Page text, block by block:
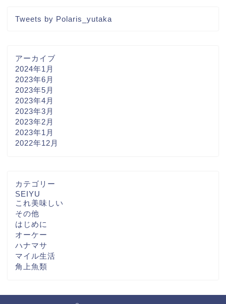
Tweets by Polaris_yutaka
アーカイブ
2024年1月
2023年6月
2023年5月
2023年4月
2023年3月
2023年2月
2023年1月
2022年12月
カテゴリー
SEIYU
これ美味しい
その他
はじめに
オーケー
ハナマサ
マイル生活
角上魚類